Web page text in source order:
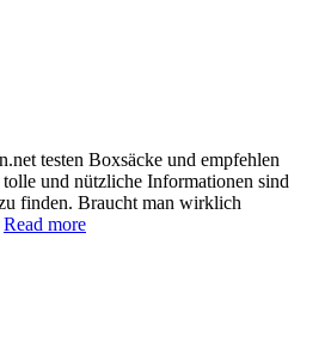
testen Boxsäcke und empfehlen
und nützliche Informationen sind
finden. Braucht man wirklich
Read more